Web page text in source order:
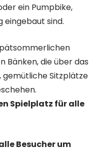
ein Pumpbike,
eingebaut sind.
Bänken, die über das
Sitzplätze
Spielplatz für alle
Besucher um